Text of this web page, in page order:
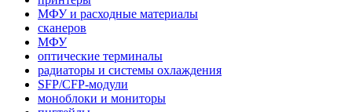
МФУ и расходные материалы
сканеров
МФУ
оптические терминалы
радиаторы и системы охлаждения
SFP/CFP-модули
моноблоки и мониторы